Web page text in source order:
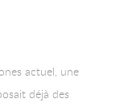
actuel, une
déjà des